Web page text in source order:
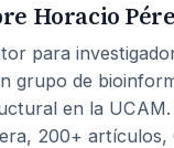
Horacio
para
grupo de
en la UCAM.
200+ artículos,